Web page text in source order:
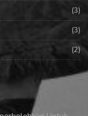
(3)
(3)
(2)